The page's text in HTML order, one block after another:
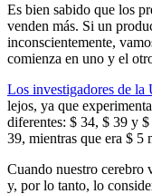
Es bien sabido que los
venden más. Si un
inconscientemente,
comienza en uno y el
Los investigadores de la
lejos, ya que
diferentes: $ 34, $ 39 y
39, mientras que era $ 5
Cuando nuestro cerebro
y, por lo tanto, lo